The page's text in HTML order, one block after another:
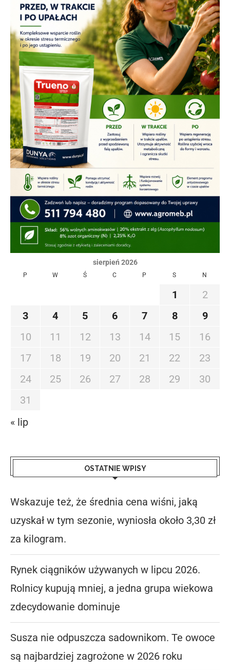
sierpień 2026
P W Ś C P S N
1
2
3
4 5 6 7 8
9
10
11 12 13 14 15
16
17
18 19 20 21 22
23
24
25 26 27 28 29
30
31
« lip
OSTATNIE WPISY
Wskazuje też, że średnia cena wiśni, jaką
uzyskał w tym sezonie, wyniosła około 3,30 zł
za kilogram.
Rynek ciągników używanych w lipcu 2026.
Rolnicy kupują mniej, a jedna grupa wiekowa
zdecydowanie dominuje
Susza nie odpuszcza sadownikom. Te owoce
są najbardziej zagrożone w 2026 roku